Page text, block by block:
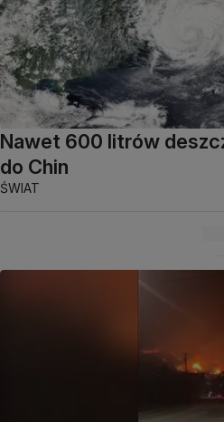
Nawet 600 litrów
do Chin
ŚWIAT